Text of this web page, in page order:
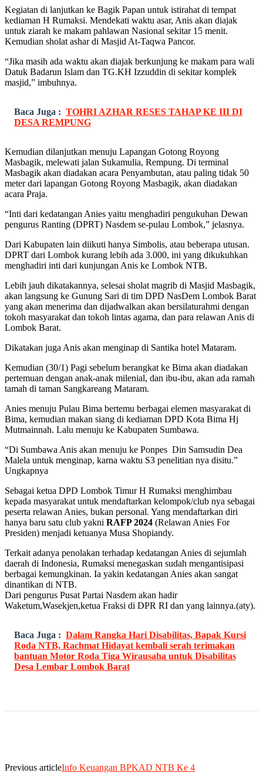
Kegiatan di lanjutkan ke Bagik Papan untuk istirahat di tempat
kediaman H Rumaksi. Mendekati waktu asar, Anis akan diajak
untuk ziarah ke makam pahlawan Nasional sekitar 15 menit.
Kemudian sholat ashar di Masjid At-Taqwa Pancor.
“Jika masih ada waktu akan diajak berkunjung ke makam para wali
Datuk Badarun Islam dan TG.KH Izzuddin di sekitar komplek
masjid,” imbuhnya.
Baca Juga : TOHRI AZHAR RESES TAHAP KE III DI
DESA REMPUNG
Kemudian dilanjutkan menuju Lapangan Gotong Royong
Masbagik, melewati jalan Sukamulia, Rempung. Di terminal
Masbagik akan diadakan acara Penyambutan, atau paling tidak 50
meter dari lapangan Gotong Royong Masbagik, akan diadakan
acara Praja.
“Inti dari kedatangan Anies yaitu menghadiri pengukuhan Dewan
pengurus Ranting (DPRT) Nasdem se-pulau Lombok,” jelasnya.
Dari Kabupaten lain diikuti hanya Simbolis, atau beberapa utusan.
DPRT dari Lombok kurang lebih ada 3.000, ini yang dikukuhkan
menghadiri inti dari kunjungan Anis ke Lombok NTB.
Lebih jauh dikatakannya, selesai sholat magrib di Masjid Masbagik,
akan langsung ke Gunung Sari di tim DPD NasDem Lombok Barat
yang akan menerima dan dijadwalkan akan bersilaturahmi dengan
tokoh masyarakat dan tokoh lintas agama, dan para relawan Anis di
Lombok Barat.
Dikatakan juga Anis akan menginap di Santika hotel Mataram.
Kemudian (30/1) Pagi sebelum berangkat ke Bima akan diadakan
pertemuan dengan anak-anak milenial, dan ibu-ibu, akan ada ramah
tamah di taman Sangkareang Mataram.
Anies menuju Pulau Bima bertemu berbagai elemen masyarakat di
Bima, kemudian makan siang di kediaman DPD Kota Bima Hj
Mutmainnah. Lalu menuju ke Kabupaten Sumbawa.
“Di Sumbawa Anis akan menuju ke Ponpes Din Samsudin Dea
Malela untuk menginap, karna waktu S3 penelitian nya disitu.”
Ungkapnya
Sebagai ketua DPD Lombok Timur H Rumaksi menghimbau
kepada masyarakat untuk mendaftarkan kelompok/club nya sebagai
peserta relawan Anies, bukan personal. Yang mendaftarkan diri
hanya baru satu club yakni RAFP 2024 (Relawan Anies For
Presiden) menjadi ketuanya Musa Shopiandy.
Terkait adanya penolakan terhadap kedatangan Anies di sejumlah
daerah di Indonesia, Rumaksi menegaskan sudah mengantisipasi
berbagai kemungkinan. Ia yakin kedatangan Anies akan sangat
dinantikan di NTB.
Dari pengurus Pusat Partai Nasdem akan hadir
Waketum,Wasekjen,ketua Fraksi di DPR RI dan yang lainnya.(aty).
Baca Juga : Dalam Rangka Hari Disabilitas, Bapak Kursi
Roda NTB, Rachmat Hidayat kembali serah terimakan
bantuan Motor Roda Tiga Wirausaha untuk Disabilitas
Desa Lembar Lombok Barat
Previous articleInfo Keuangan BPKAD NTB Ke 4